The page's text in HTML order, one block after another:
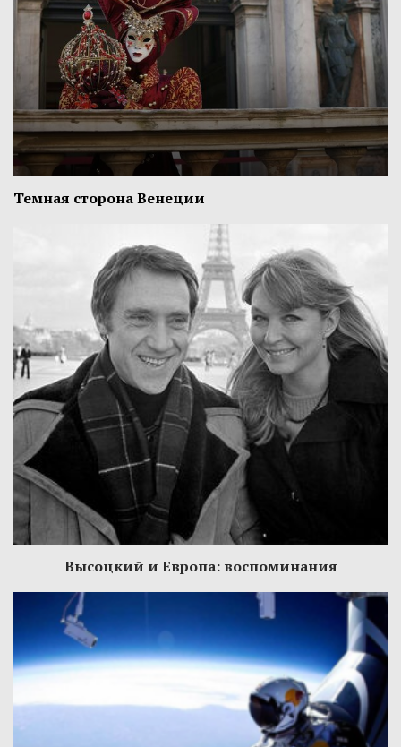
Темная сторона Венеции
Высоцкий и Европа: воспоминания